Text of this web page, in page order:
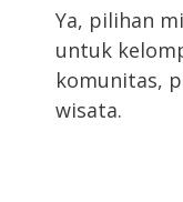
Ya, pilihan
untuk
komunitas,
wisata.